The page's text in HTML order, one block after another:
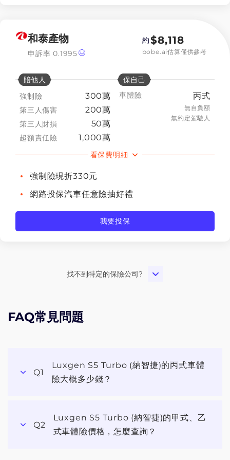
和泰產物
申訴率0.1995
約$8,118
bobe.ai估算僅供參考
賠他人
強制險
300萬
第三人傷害 200萬
第三人財損 50萬
超額責任險 1,000萬
保自己
車體險
丙式
無自負額
無約定駕駛人
看保費明細
強制險現折330元
網路投保汽車任意險抽好禮
我要投保
找不到特定的保險公司?
FAQ常見問題
Q1
Luxgen S5 Turbo (納智捷)的丙式車體
險大概多少錢？
Q2
Luxgen S5 Turbo (納智捷)的甲式、乙
式車體險價格，怎麼查詢？